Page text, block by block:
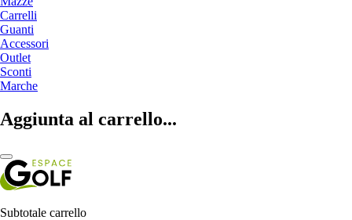
Carrelli
Guanti
Accessori
Outlet
Sconti
Marche
Aggiunta al carrello...
Subtotale carrello